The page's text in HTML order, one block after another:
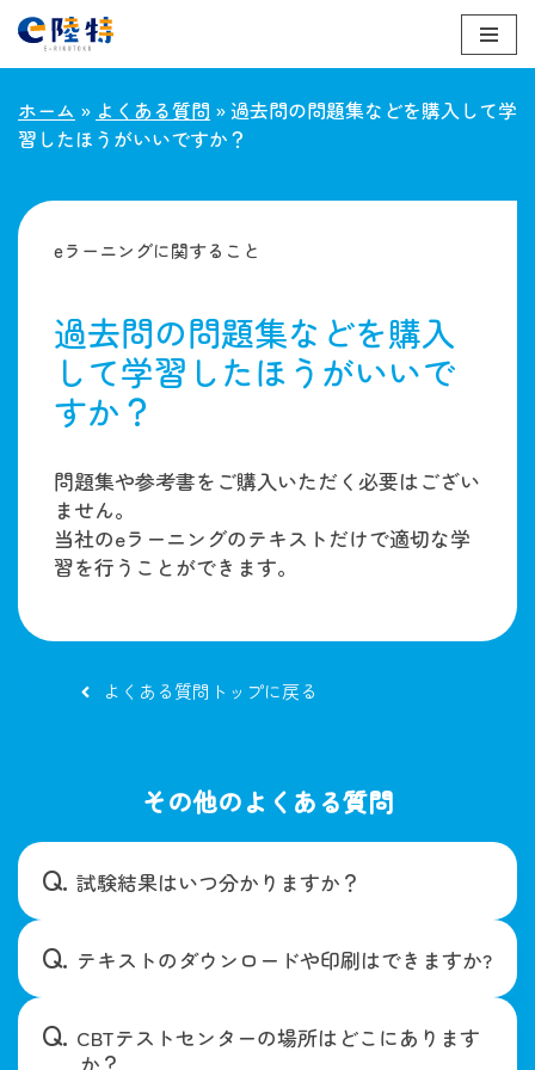
コ
テ
ン
へ
ス
ホーム » よくある質問 »過去問の問題集などを購入して学
習したほうがいいですか？
eラーニングに関すること
過去問の問題集などを購入
して学習したほうがいいで
すか？
問題集や参考書をご購入いただく必要はござい
ません。
当社のeラーニングのテキストだけで適切な学
習を行うことができます。
よくある質問トップに戻る
その他のよくある質問
試験結果はいつ分かりますか？
テキストのダウンロードや印刷はできますか?
CBTテストセンターの場所はどこにあります
か？